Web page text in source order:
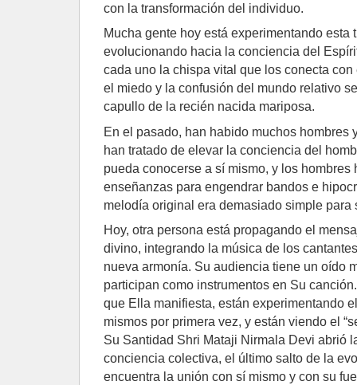
con la transformación del individuo.
Mucha gente hoy está experimentando esta
evolucionando hacia la conciencia del
cada uno la chispa vital que los conecta
el miedo y la confusión del mundo relativo
capullo de la recién nacida mariposa.
En el pasado, han habido muchos hombres
han tratado de elevar la conciencia del
pueda conocerse a sí mismo, y los hombres
enseñanzas para engendrar bandos e
melodía original era demasiado simple para
Hoy, otra persona está propagando el
divino, integrando la música de los
nueva armonía. Su audiencia tiene un oído
participan como instrumentos en Su
que Ella manifiesta, están experimentando
mismos por primera vez, y están viendo el
Su Santidad Shri Mataji Nirmala Devi abrió
conciencia colectiva, el último salto de la
encuentra la unión con sí mismo y con su